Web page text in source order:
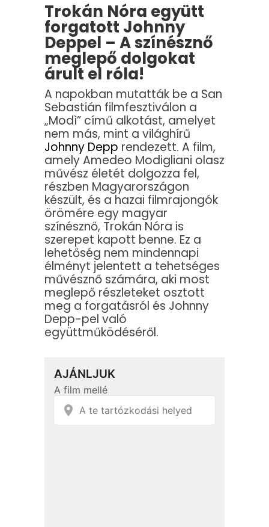
Trokán Nóra együtt
forgatott Johnny
Deppel – A színésznő
meglepő dolgokat
árult el róla!
A napokban mutatták be a San
Sebastián filmfesztiválon a
„Modì” című alkotást, amelyet
nem más, mint a világhírű
Johnny Depp rendezett. A film,
amely Amedeo Modigliani olasz
művész életét dolgozza fel,
részben Magyarországon
készült, és a hazai filmrajongók
örömére egy magyar
színésznő, Trokán Nóra is
szerepet kapott benne. Ez a
lehetőség nem mindennapi
élményt jelentett a tehetséges
művésznő számára, aki most
meglepő részleteket osztott
meg a forgatásról és Johnny
Depp-pel való
együttműködéséről.